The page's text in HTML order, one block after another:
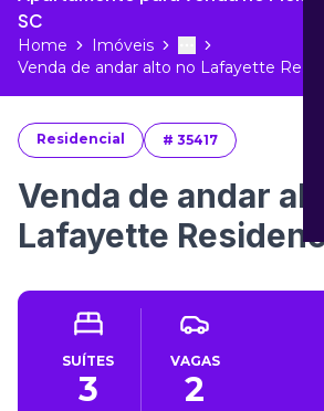
SC
Home Imóveis More
Toggle menu
Venda de andar alto no Lafayette Re...
Residencial # 35417
Venda de andar
Lafayette
SUÍTES
3
VAGAS
2